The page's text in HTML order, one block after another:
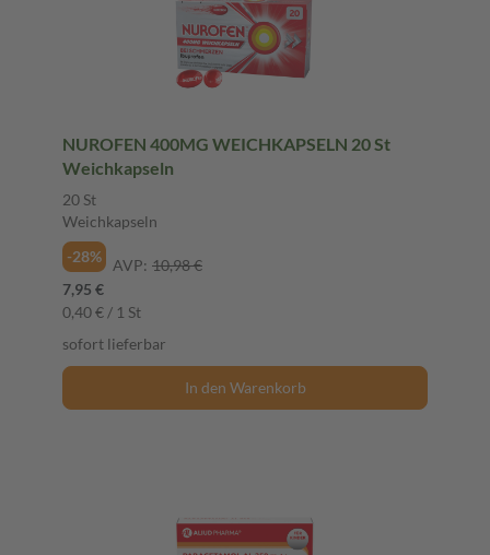
NUROFEN 400MG WEICHKAPSELN 20 St
Weichkapseln
20 St
Weichkapseln
-28%
AVP: 10,98 €
7,95 €
0,40 € / 1 St
sofort lieferbar
In den Warenkorb